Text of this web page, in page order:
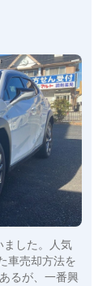
ました。人気
車売却方法を
るが、一番興